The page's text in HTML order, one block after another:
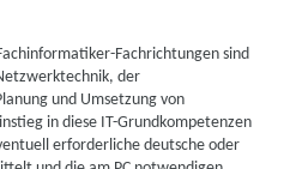
Fachrichtungen sind
der
und Umsetzung von
in diese IT-Grundkompetenzen
erforderliche deutsche oder